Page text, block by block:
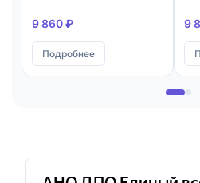
9 860 ₽
Подробнее
9